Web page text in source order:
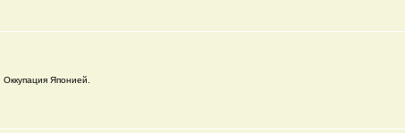
Оккупация Японией.